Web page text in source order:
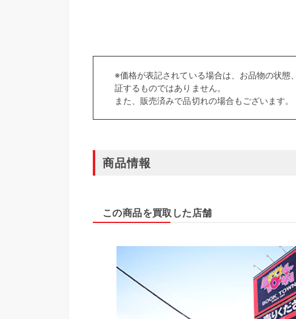
※価格が表記されている場合は、お品物の状
証するものではありません。
また、販売済みで品切れの場合もございます。
商品情報
この商品を買取した店舗